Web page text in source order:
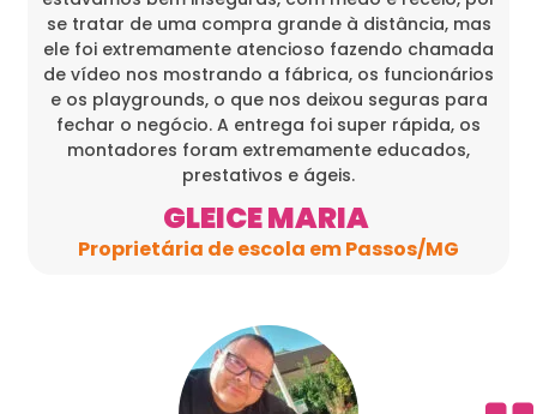
se tratar de uma compra grande à distância, mas
ele foi extremamente atencioso fazendo chamada
de vídeo nos mostrando a fábrica, os funcionários
e os playgrounds, o que nos deixou seguras para
fechar o negócio. A entrega foi super rápida, os
montadores foram extremamente educados,
prestativos e ágeis.
GLEICE MARIA
Proprietária de escola em Passos/MG